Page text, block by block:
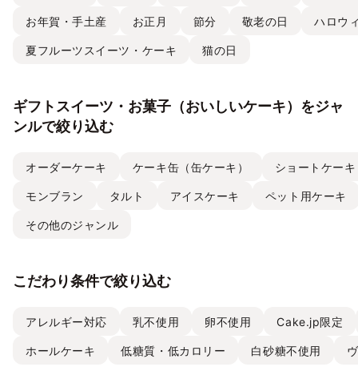
お年賀・手土産 お正月 節分 敬老の日 ハロウ
夏フルーツスイーツ・ケーキ 猫の日
ギフトスイーツ・お菓子（おいしいケーキ）をジャ
ンルで絞り込む
オーダーケーキ ケーキ缶（缶ケーキ） ショートケー
モンブラン タルト アイスケーキ ペット用ケーキ
その他のジャンル
こだわり条件で絞り込む
アレルギー対応 乳不使用 卵不使用 Cake.jp限定
ホールケーキ 低糖質・低カロリー 白砂糖不使用